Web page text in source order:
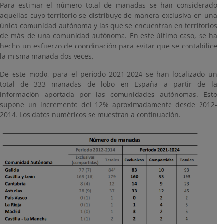
Para estimar el número total de manadas se han considerado
aquellas cuyo territorio se distribuye de manera exclusiva en una
única comunidad autónoma y las que se encuentran en territorios
de más de una comunidad autónoma. En este último caso, se ha
hecho un esfuerzo de coordinación para evitar que se contabilice
la misma manada dos veces.
De este modo, para el periodo 2021-2024 se han localizado un
total de 333 manadas de lobo en España a partir de la
información aportada por las comunidades autónomas. Esto
supone un incremento del 12% aproximadamente desde 2012-
2014. Los datos numéricos se muestran a continuación.